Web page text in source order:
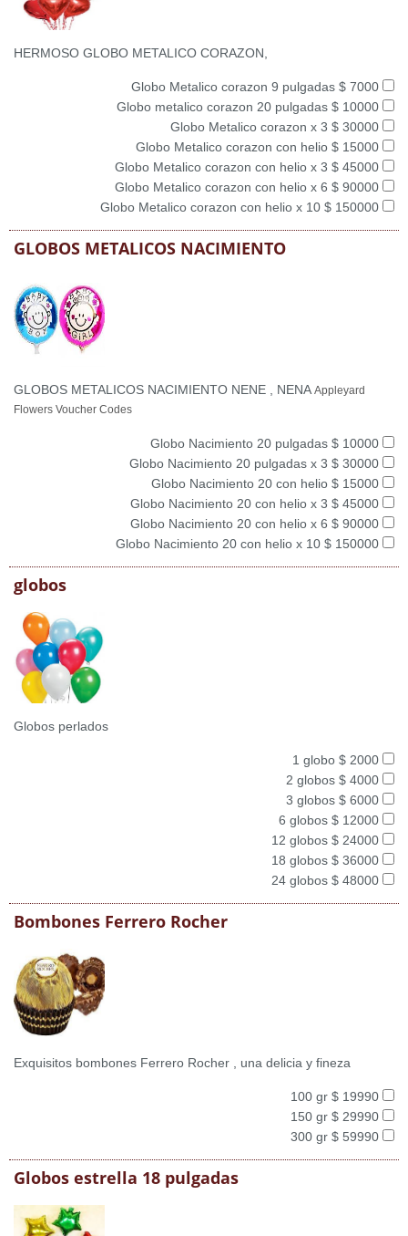
HERMOSO GLOBO METALICO CORAZON,
Globo Metalico corazon 9 pulgadas $ 7000
Globo metalico corazon 20 pulgadas $ 10000
Globo Metalico corazon x 3 $ 30000
Globo Metalico corazon con helio $ 15000
Globo Metalico corazon con helio x 3 $ 45000
Globo Metalico corazon con helio x 6 $ 90000
Globo Metalico corazon con helio x 10 $ 150000
GLOBOS METALICOS NACIMIENTO
GLOBOS METALICOS NACIMIENTO NENE , NENA Appleyard
Flowers Voucher Codes
Globo Nacimiento 20 pulgadas $ 10000
Globo Nacimiento 20 pulgadas x 3 $ 30000
Globo Nacimiento 20 con helio $ 15000
Globo Nacimiento 20 con helio x 3 $ 45000
Globo Nacimiento 20 con helio x 6 $ 90000
Globo Nacimiento 20 con helio x 10 $ 150000
globos
Globos perlados
1 globo $ 2000
2 globos $ 4000
3 globos $ 6000
6 globos $ 12000
12 globos $ 24000
18 globos $ 36000
24 globos $ 48000
Bombones Ferrero Rocher
Exquisitos bombones Ferrero Rocher , una delicia y fineza
100 gr $ 19990
150 gr $ 29990
300 gr $ 59990
Globos estrella 18 pulgadas